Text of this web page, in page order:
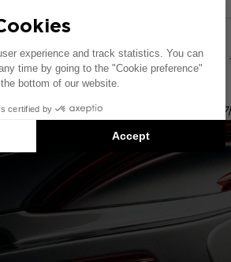
량에 특정 하이파이 옵션이 장착되
수 있습니다.
니다: 각 구성 요소는 패키지가 아닌